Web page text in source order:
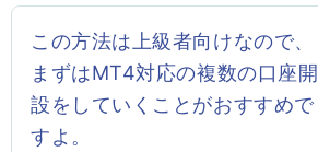
この方法は上級者向けなので、
まずはMT4対応の複数の口座開
設をしていくことがおすすめで
すよ。